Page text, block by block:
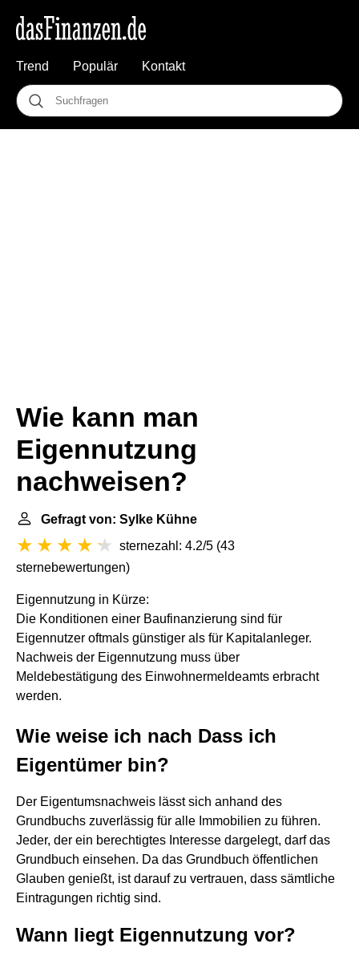
Trend Populär Kontakt
Wie kann man
Eigennutzung
nachweisen?
Gefragt von: Sylke Kühne
sternezahl: 4.2/5 (43
sternebewertungen)
Eigennutzung in Kürze:
Die Konditionen einer Baufinanzierung sind für
Eigennutzer oftmals günstiger als für Kapitalanleger.
Nachweis der Eigennutzung muss über
Meldebestätigung des Einwohnermeldeamts erbracht
werden.
Wie weise ich nach Dass ich
Eigentümer bin?
Der Eigentumsnachweis lässt sich anhand des
Grundbuchs zuverlässig für alle Immobilien zu führen.
Jeder, der ein berechtigtes Interesse dargelegt, darf das
Grundbuch einsehen. Da das Grundbuch öffentlichen
Glauben genießt, ist darauf zu vertrauen, dass sämtliche
Eintragungen richtig sind.
Wann liegt Eigennutzung vor?